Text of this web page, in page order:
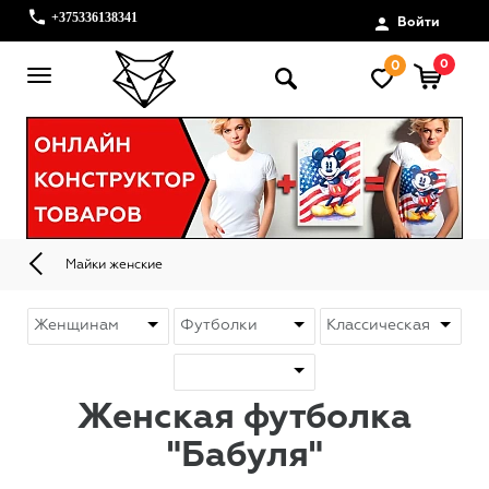
+375336138341 Войти
0 0
Майки женские
Женская футболка
"Бабуля"